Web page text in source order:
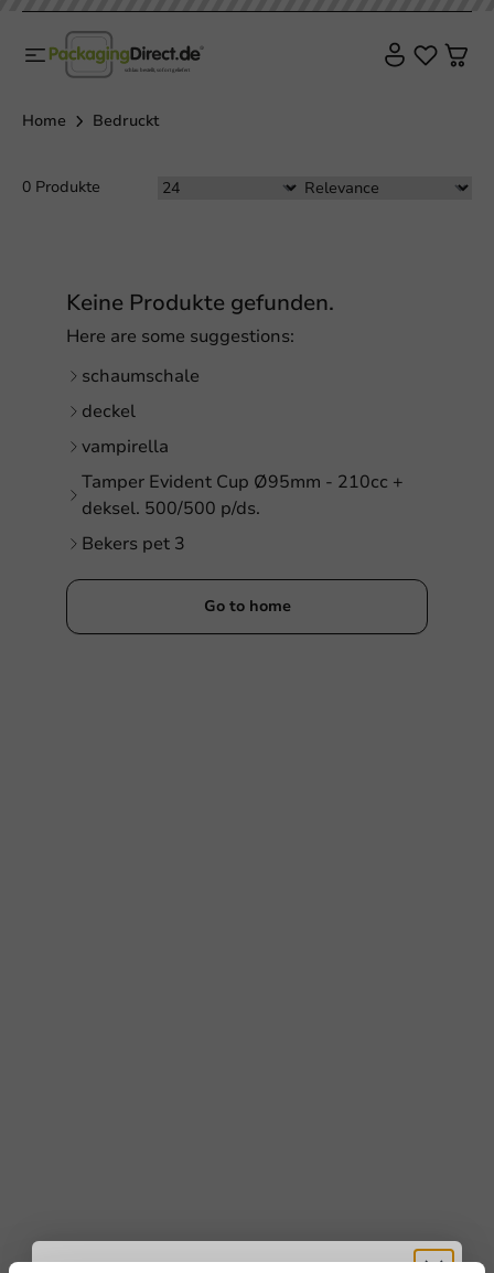
Home Bedruckt
0 Produkte
Keine Produkte gefunden.
Here are some suggestions:
schaumschale
deckel
vampirella
Tamper Evident Cup Ø95mm - 210cc +
deksel. 500/500 p/ds.
Bekers pet 3
Go to home